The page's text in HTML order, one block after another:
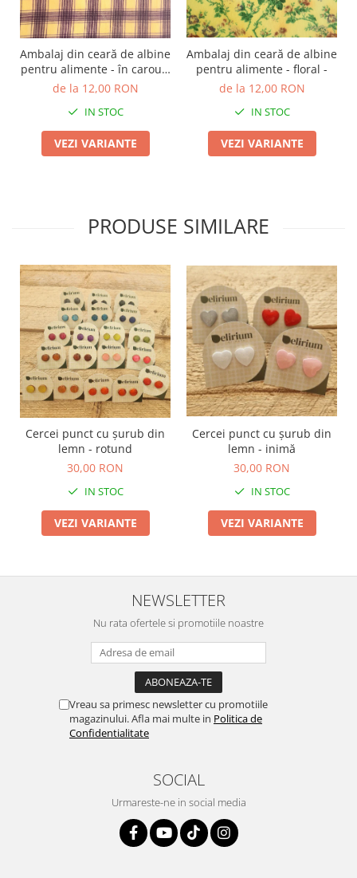
Ambalaj din ceară de albine
pentru alimente - în carouri
mov
de la 12,00 RON
IN STOC
VEZI VARIANTE
Ambalaj din ceară de albine
pentru alimente - floral -
de la 12,00 RON
IN STOC
VEZI VARIANTE
PRODUSE SIMILARE
Cercei punct cu șurub din
lemn - rotund
30,00 RON
IN STOC
VEZI VARIANTE
Cercei punct cu șurub din
lemn - inimă
30,00 RON
IN STOC
VEZI VARIANTE
NEWSLETTER
Nu rata ofertele si promotiile noastre
Vreau sa primesc newsletter cu promotiile
magazinului. Afla mai multe in Politica de
Confidentialitate
SOCIAL
Urmareste-ne in social media